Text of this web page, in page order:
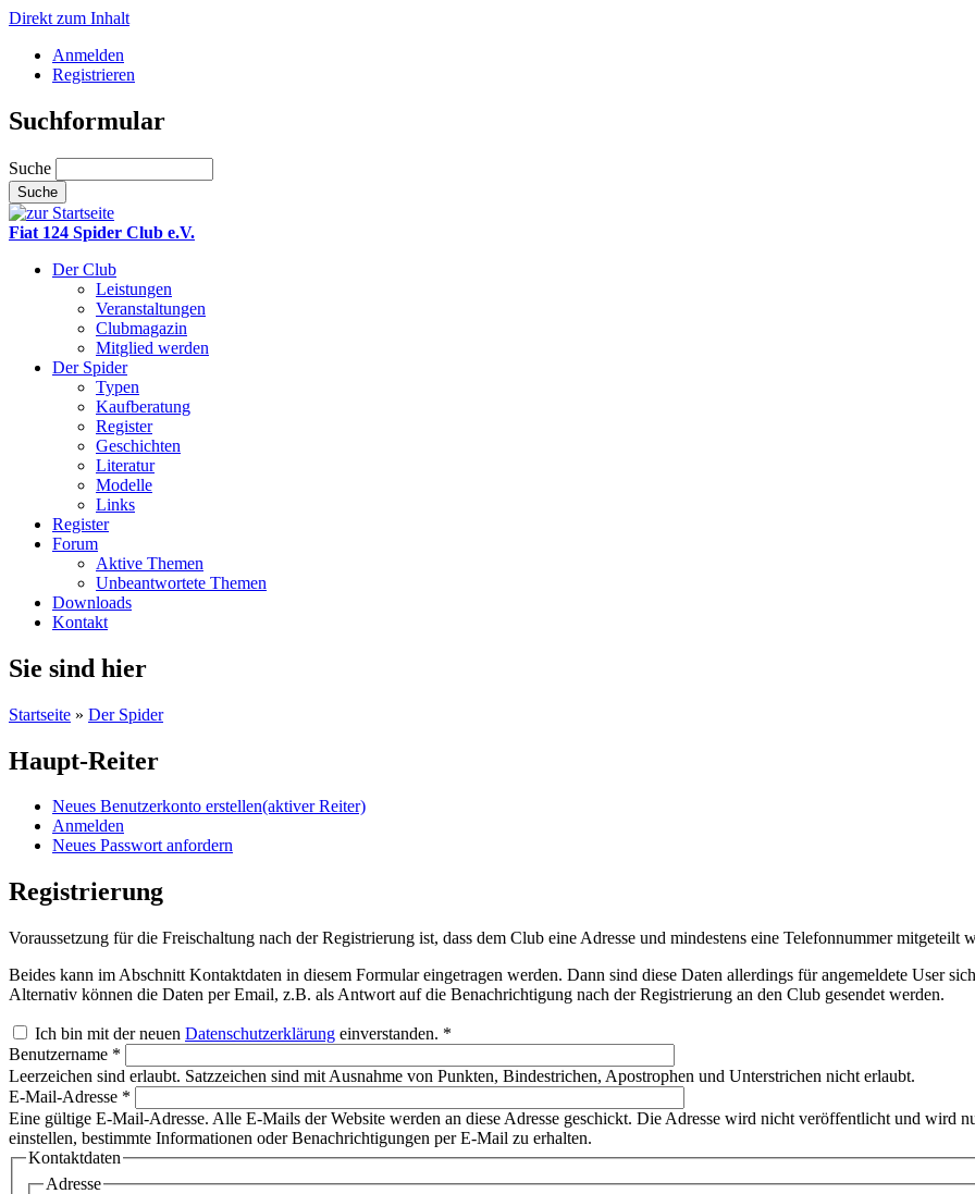
Direkt zum Inhalt
Anmelden
Registrieren
Suchformular
Suche
Fiat 124 Spider Club e.V.
Der Club
Leistungen
Veranstaltungen
Clubmagazin
Mitglied werden
Der Spider
Typen
Kaufberatung
Register
Geschichten
Literatur
Modelle
Links
Register
Forum
Aktive Themen
Unbeantwortete Themen
Downloads
Kontakt
Sie sind hier
Startseite » Der Spider
Haupt-Reiter
Neues Benutzerkonto erstellen(aktiver Reiter)
Anmelden
Neues Passwort anfordern
Registrierung
Voraussetzung für die Freischaltung nach der Registrierung ist, dass dem Club eine Adresse und mindestens eine Telefonnummer mitgeteilt
Beides kann im Abschnitt Kontaktdaten in diesem Formular eingetragen werden. Dann sind diese Daten allerdings für angemeldete User
Alternativ können die Daten per Email, z.B. als Antwort auf die Benachrichtigung nach der Registrierung an den Club gesendet werden.
Ich bin mit der neuen Datenschutzerklärung einverstanden. *
Benutzername *
Leerzeichen sind erlaubt. Satzzeichen sind mit Ausnahme von Punkten, Bindestrichen, Apostrophen und Unterstrichen nicht erlaubt.
E-Mail-Adresse *
Eine gültige E-Mail-Adresse. Alle E-Mails der Website werden an diese Adresse geschickt. Die Adresse wird nicht veröffentlicht und wird
einstellen, bestimmte Informationen oder Benachrichtigungen per E-Mail zu erhalten.
Kontaktdaten
Adresse